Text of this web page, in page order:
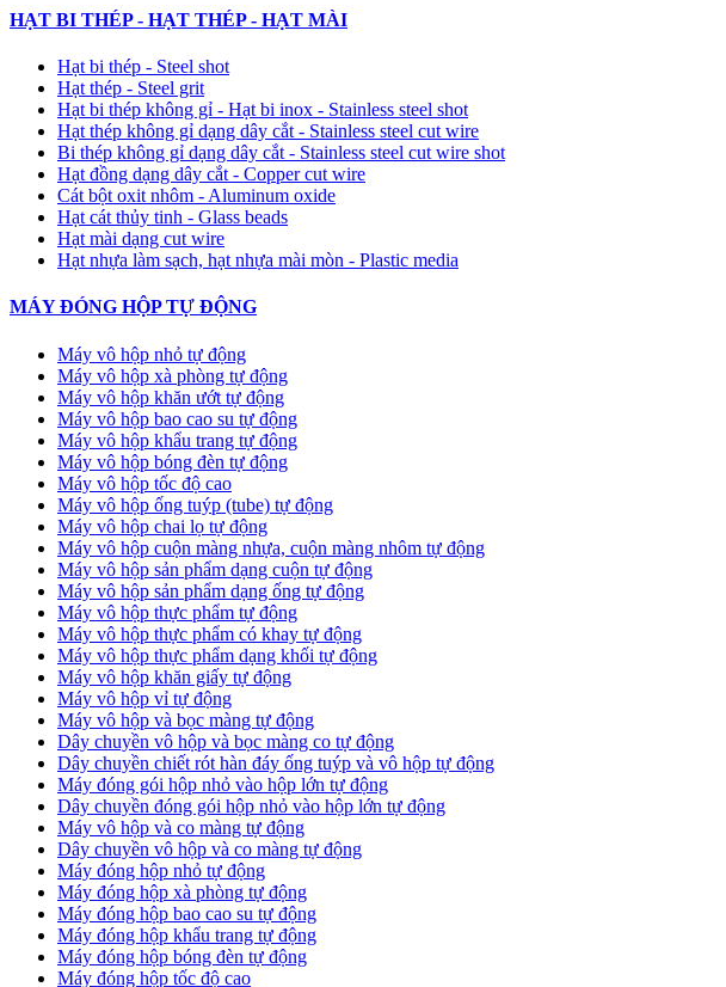
HẠT BI THÉP - HẠT THÉP - HẠT MÀI
Hạt bi thép - Steel shot
Hạt thép - Steel grit
Hạt bi thép không gỉ - Hạt bi inox - Stainless steel shot
Hạt thép không gỉ dạng dây cắt - Stainless steel cut wire
Bi thép không gỉ dạng dây cắt - Stainless steel cut wire shot
Hạt đồng dạng dây cắt - Copper cut wire
Cát bột oxit nhôm - Aluminum oxide
Hạt cát thủy tinh - Glass beads
Hạt mài dạng cut wire
Hạt nhựa làm sạch, hạt nhựa mài mòn - Plastic media
MÁY ĐÓNG HỘP TỰ ĐỘNG
Máy vô hộp nhỏ tự động
Máy vô hộp xà phòng tự động
Máy vô hộp khăn ướt tự động
Máy vô hộp bao cao su tự động
Máy vô hộp khẩu trang tự động
Máy vô hộp bóng đèn tự động
Máy vô hộp tốc độ cao
Máy vô hộp ống tuýp (tube) tự động
Máy vô hộp chai lọ tự động
Máy vô hộp cuộn màng nhựa, cuộn màng nhôm tự động
Máy vô hộp sản phẩm dạng cuộn tự động
Máy vô hộp sản phẩm dạng ống tự động
Máy vô hộp thực phẩm tự động
Máy vô hộp thực phẩm có khay tự động
Máy vô hộp thực phẩm dạng khối tự động
Máy vô hộp khăn giấy tự động
Máy vô hộp vỉ tự động
Máy vô hộp và bọc màng tự động
Dây chuyền vô hộp và bọc màng co tự động
Dây chuyền chiết rót hàn đáy ống tuýp và vô hộp tự động
Máy đóng gói hộp nhỏ vào hộp lớn tự động
Dây chuyền đóng gói hộp nhỏ vào hộp lớn tự động
Máy vô hộp và co màng tự động
Dây chuyền vô hộp và co màng tự động
Máy đóng hộp nhỏ tự động
Máy đóng hộp xà phòng tự động
Máy đóng hộp bao cao su tự động
Máy đóng hộp khẩu trang tự động
Máy đóng hộp bóng đèn tự động
Máy đóng hộp tốc độ cao